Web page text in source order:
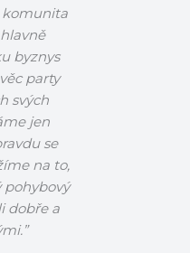
komunita
byznys
party
svých
jen
se
na to,
pohybový
dobře a